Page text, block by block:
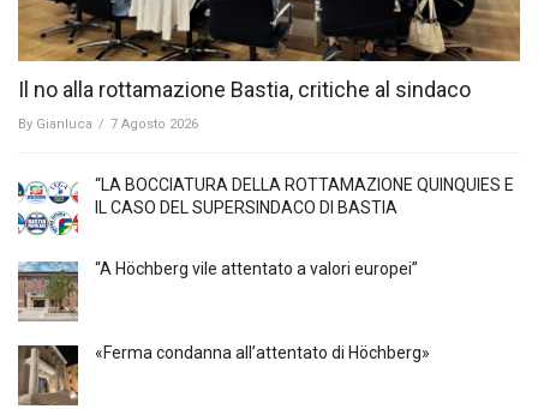
Il no alla rottamazione Bastia, critiche al sindaco
By Gianluca / 7 Agosto 2026
“LA BOCCIATURA DELLA ROTTAMAZIONE QUINQUIES E
IL CASO DEL SUPERSINDACO DI BASTIA
“A Höchberg vile attentato a valori europei”
«Ferma condanna all’attentato di Höchberg»